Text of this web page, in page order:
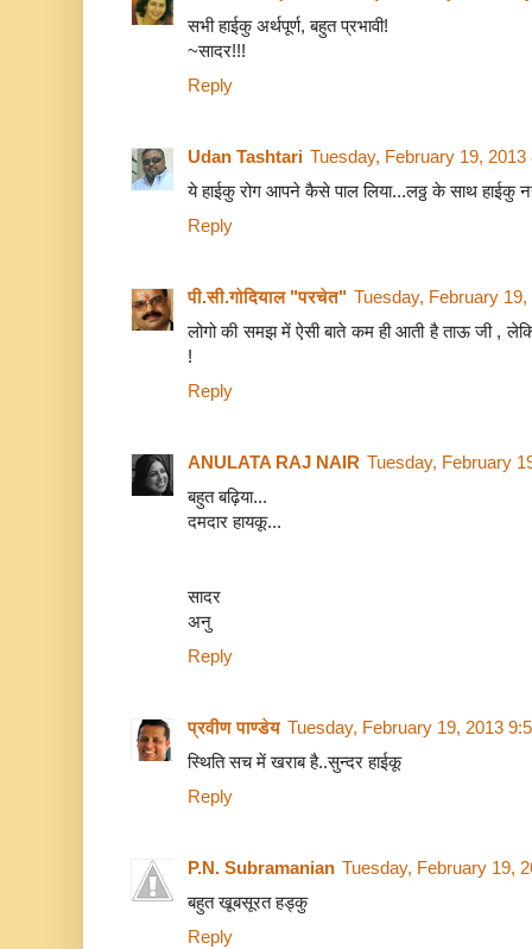
सभी हाईकु अर्थपूर्ण, बहुत प्रभावी!
~सादर!!!
Reply
Udan Tashtari Tuesday, February 19, 2013
ये हाईकु रोग आपने कैसे पाल लिया...लठ्ठ के साथ हाईकु
Reply
पी.सी.गोदियाल "परचेत" Tuesday, February
लोगो की समझ में ऐसी बाते कम ही आती है ताऊ जी ,
!
Reply
ANULATA RAJ NAIR Tuesday, February
बहुत बढ़िया...
दमदार हायकू...
सादर
अनु
Reply
प्रवीण पाण्डेय Tuesday, February 19, 2013
स्थिति सच में खराब है..सुन्दर हाईकू
Reply
P.N. Subramanian Tuesday, February 19,
बहुत खूबसूरत हड्कु
Reply